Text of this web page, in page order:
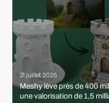
21 juillet 2026
Meshy lève près de 400
une valorisation de 1,5